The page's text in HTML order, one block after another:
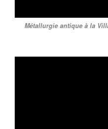
Métallurgie antique à la